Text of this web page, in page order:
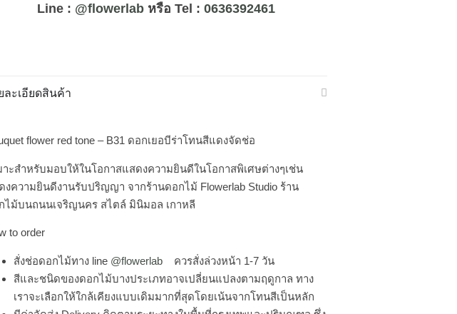
Line : @flowerlab หรือ Tel : 0636392461
ละเอียดสินค้า
flower red tone – B31 ดอกเยอบีร่าโทนสีแดงจัดช่อ
าะสำหรับมอบให้ในโอกาสแสดงความยินดีในโอกาสพิเศษต่างๆเช่น
งความยินดีงานรับปริญญา จากร้านดอกไม้ Flowerlab Studio ร้าน
ไม้บนถนนเจริญนคร สไตล์ มินิมอล เกาหลี
to order
สั่งช่อดอกไม้ทาง line @flowerlab ควรสั่งล่วงหน้า 1-7 วัน
สีและชนิดของดอกไม้บางประเภทอาจเปลี่ยนแปลงตามฤดูกาล ทาง
เราจะเลือกให้ใกล้เคียงแบบเดิมมากที่สุดโดยเน้นจากโทนสีเป็นหลัก